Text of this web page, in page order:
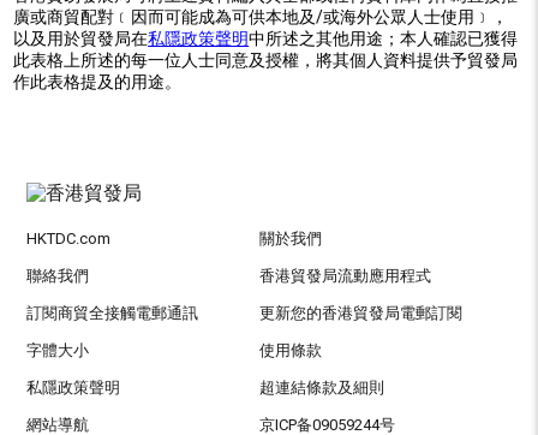
廣或商貿配對﹝因而可能成為可供本地及/或海外公眾人士使用﹞，
以及用於貿發局在私隱政策聲明中所述之其他用途；本人確認已獲得
此表格上所述的每一位人士同意及授權，將其個人資料提供予貿發局
作此表格提及的用途。
HKTDC.com 關於我們
聯絡我們 香港貿發局流動應用程式
訂閱商貿全接觸電郵通訊 更新您的香港貿發局電郵訂閱
字體大小 使用條款
私隱政策聲明 超連結條款及細則
網站導航 京ICP备09059244号